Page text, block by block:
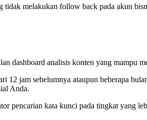
melakukan follow back pada akun
dashboard analisis konten yang mampu
12 jam sebelumnya ataupun beberapa
Anda.
pencarian kata kunci pada tingkat yang